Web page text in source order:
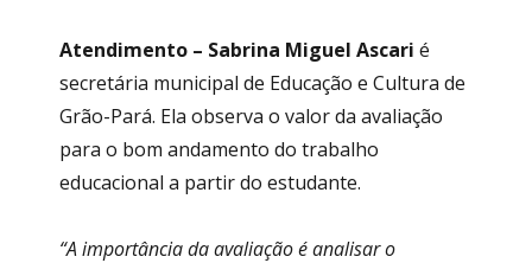
Atendimento – Sabrina Miguel Ascari é
secretária municipal de Educação e Cultura de
Grão-Pará. Ela observa o valor da avaliação
para o bom andamento do trabalho
educacional a partir do estudante.
“A importância da avaliação é analisar o